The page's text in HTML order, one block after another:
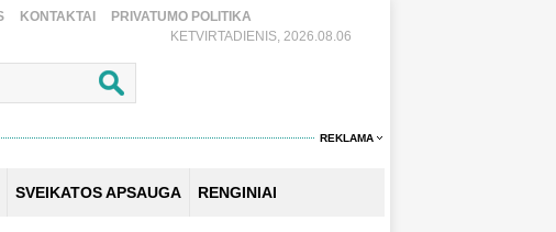
KONTAKTAI
PRIVATUMO POLITIKA
KETVIRTADIENIS, 2026.08.06
REKLAMA
SVEIKATOS APSAUGA RENGINIAI